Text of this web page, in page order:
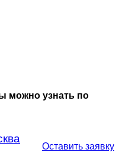
можно узнать по
Оставить заявку